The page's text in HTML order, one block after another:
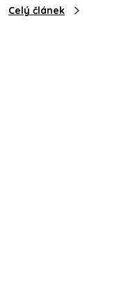
Celý článek